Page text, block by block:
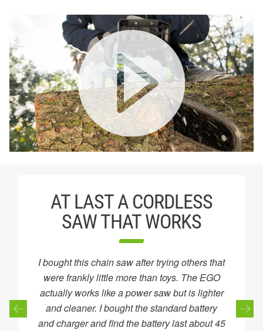
AT LAST A CORDLESS
SAW THAT WORKS
I bought this chain saw after trying others that
were frankly little more than toys. The EGO
actually works like a power saw but is lighter
and cleaner. I bought the standard battery
and charger and find the battery last about 45